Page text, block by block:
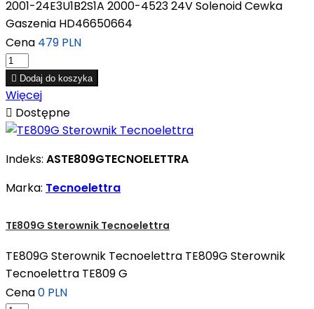
2001-24E3U1B2S1A 2000-4523 24V Solenoid Cewka
Gaszenia HD46650664
Cena 479 PLN
 Dodaj do koszyka
Więcej
 Dostępne
Indeks: ASTE809GTECNOELETTRA
Marka: Tecnoelettra
TE809G Sterownik Tecnoelettra
TE809G Sterownik Tecnoelettra TE809G Sterownik
Tecnoelettra TE809 G
Cena0 PLN